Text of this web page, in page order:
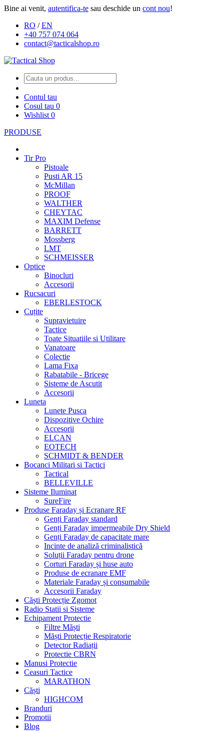
Bine ai venit, autentifica-te sau deschide un cont nou!
RO /EN
+40 757 074 064
contact@tacticalshop.ro
Contul tau
Cosul tau 0
Wishlist 0
PRODUSE
Tir Pro
Pistoale
Pusti AR 15
McMillan
PROOF
WALTHER
CHEYTAC
MAXIM Defense
BARRETT
Mossberg
LMT
SCHMEISSER
Optice
Binocluri
Accesorii
Rucsacuri
EBERLESTOCK
Cuțite
Supravietuire
Tactice
Toate Situatiile si Utilitare
Vanatoare
Colectie
Lama Fixa
Rabatabile - Bricege
Sisteme de Ascutit
Accesorii
Luneta
Lunete Pusca
Dispozitive Ochire
Accesorii
ELCAN
EOTECH
SCHMIDT & BENDER
Bocanci Militari si Tactici
Tactical
BELLEVILLE
Sisteme Iluminat
SureFire
Produse Faraday și Ecranare RF
Genți Faraday standard
Genți Faraday impermeabile Dry Shield
Genți Faraday de capacitate mare
Incinte de analiză criminalistică
Soluții Faraday pentru drone
Corturi Faraday și huse auto
Produse de ecranare EMF
Materiale Faraday și consumabile
Accesorii Faraday
Căști Protecție Zgomot
Radio Statii si Sisteme
Echipament Protectie
Filtre Măști
Măști Protecție Respiratorie
Detector Radiații
Protectie CBRN
Manusi Protectie
Ceasuri Tactice
MARATHON
Căști
HIGHCOM
Branduri
Promotii
Blog